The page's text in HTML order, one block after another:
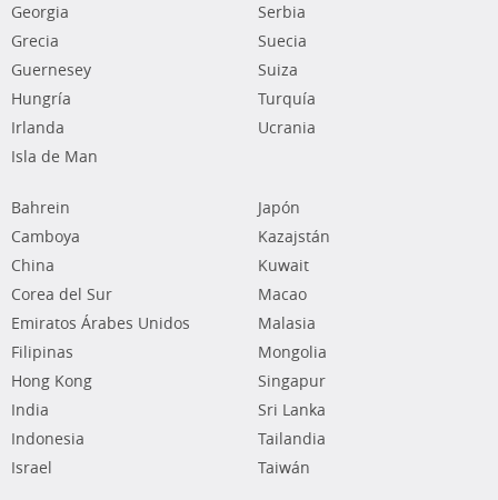
Georgia
Grecia
Guernesey
Hungría
Irlanda
Isla de Man
Serbia
Suecia
Suiza
Turquía
Ucrania
Bahrein
Camboya
China
Corea del Sur
Emiratos Árabes Unidos
Filipinas
Hong Kong
India
Indonesia
Israel
Japón
Kazajstán
Kuwait
Macao
Malasia
Mongolia
Singapur
Sri Lanka
Tailandia
Taiwán